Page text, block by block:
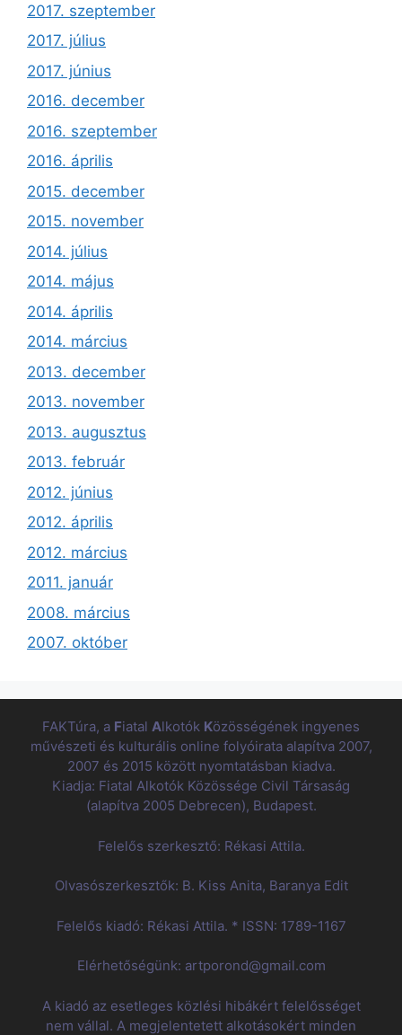
2017. szeptember
2017. július
2017. június
2016. december
2016. szeptember
2016. április
2015. december
2015. november
2014. július
2014. május
2014. április
2014. március
2013. december
2013. november
2013. augusztus
2013. február
2012. június
2012. április
2012. március
2011. január
2008. március
2007. október
FAKTúra, a Fiatal Alkotók Közösségének ingyenes
művészeti és kulturális online folyóirata alapítva 2007,
2007 és 2015 között nyomtatásban kiadva.
Kiadja: Fiatal Alkotók Közössége Civil Társaság
(alapítva 2005 Debrecen), Budapest.
Felelős szerkesztő: Rékasi Attila.
Olvasószerkesztők: B. Kiss Anita, Baranya Edit
Felelős kiadó: Rékasi Attila. * ISSN: 1789-1167
Elérhetőségünk: artporond@gmail.com
A kiadó az esetleges közlési hibákért felelősséget
nem vállal. A megjelentetett alkotásokért minden